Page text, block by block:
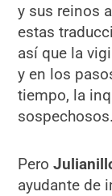
y sus reinos
estas
así que la
y en los
tiempo, la
sospechosos.
Pero
ayudante de